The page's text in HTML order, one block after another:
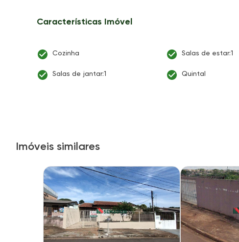
Características Imóvel
Cozinha Salas de estar:1
Salas de jantar:1 Quintal
Imóveis similares